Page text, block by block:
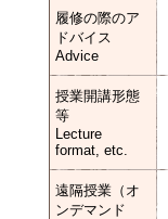
履修の際のア
ドバイス
Advice
授業開講形態
等
Lecture
format, etc.
遠隔授業（オ
ンデマンド